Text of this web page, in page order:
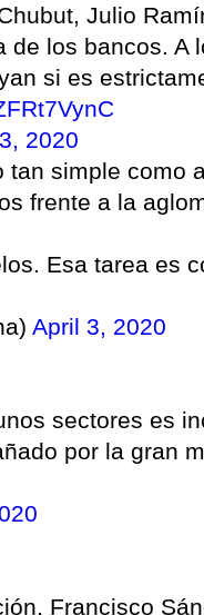
Julio
los bancos. A
si es
2020
simple como
frente a la
Esa tarea es
April 3, 2020
sectores es
por la gran
Francisco